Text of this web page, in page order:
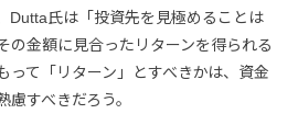
Dutta氏は「投資先を見極めることは
の金額に見合ったリターンを得られる
って「リターン」とすべきかは、資金
すべきだろう。